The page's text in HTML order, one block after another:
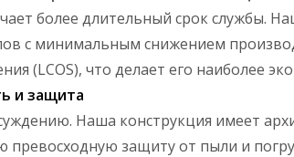
более длительный срок службы.
с минимальным снижением
(LCOS), что делает его наиболее
и защита
Наша конструкция имеет
защиту от пыли и